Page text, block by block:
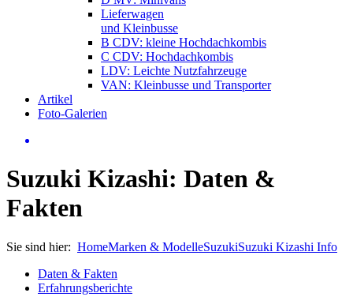
Lieferwagen
und Kleinbusse
B CDV: kleine Hochdachkombis
C CDV: Hochdachkombis
LDV: Leichte Nutzfahrzeuge
VAN: Kleinbusse und Transporter
Artikel
Foto-Galerien
Suzuki Kizashi: Daten &
Fakten
Sie sind hier: HomeMarken & ModelleSuzukiSuzuki Kizashi Info
Daten & Fakten
Erfahrungsberichte